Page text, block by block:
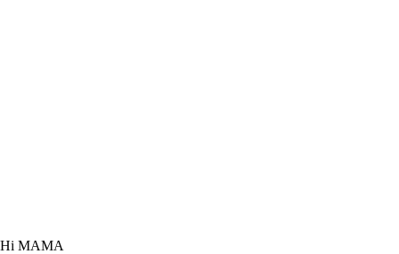
Hi MAMA